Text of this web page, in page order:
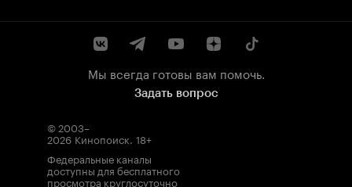
Мы всегда готовы вам помочь.
Задать вопрос
© 2003–
2026 Кинопоиск. 18+
Федеральные каналы
доступны для бесплатного
просмотра круглосуточно